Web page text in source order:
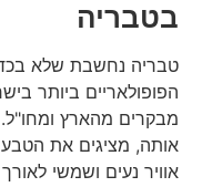
בטבריה
טבריה נחשבת שלא
הפופולאריים ביותר
מבקרים מהארץ
אותה, מציגים את
אוויר נעים ושמשי